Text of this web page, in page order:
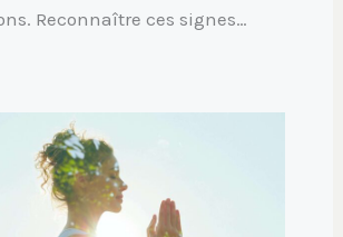
Reconnaître ces signes…